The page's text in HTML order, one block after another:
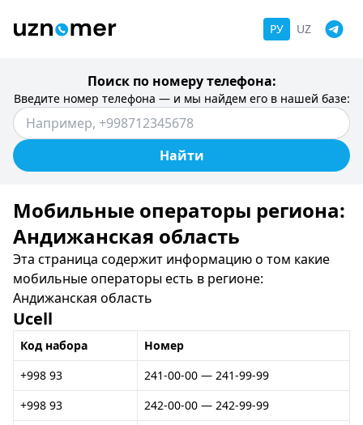
РУ UZ
Поиск по номеру телефона:
Введите номер телефона — и мы найдем его в нашей базе:
Найти
Мобильные операторы региона:
Андижанская область
Эта страница содержит информацию о том какие
мобильные операторы есть в регионе:
Андижанская область
Ucell
Код набора
Номер
+998 93
241-00-00 — 241-99-99
+998 93
242-00-00 — 242-99-99